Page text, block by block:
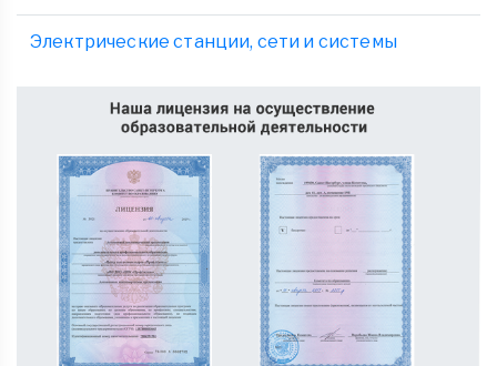
Электрические станции, сети и системы